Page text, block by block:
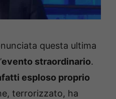
questa ultima
evento straordinario.
esploso proprio
terrorizzato, ha